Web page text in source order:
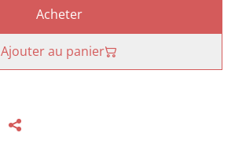
Acheter
Ajouter au panier